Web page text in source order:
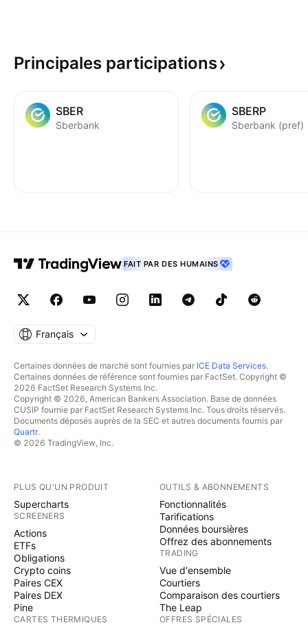
Principales participations
SBER
Sberbank
SBERP
Sberbank (pref)
FAIT PAR DES HUMAINS
Français
Certaines données de marché sont fournies par ICE Data Services.
Certaines données de référence sont fournies par FactSet. Copyright ©
2026 FactSet Research Systems Inc.
Copyright © 2026, American Bankers Association. Base de données
CUSIP fournie par FactSet Research Systems Inc. Tous droits réservés.
Documents déposés auprès de la SEC et autres documents fournis par
Quartr.
© 2026 TradingView, Inc.
PLUS QU'UN PRODUIT
Supercharts
SCREENERS
Actions
ETFs
Obligations
Crypto coins
Paires CEX
Paires DEX
Pine
CARTES THERMIQUES
OUTILS & ABONNEMENTS
Fonctionnalités
Tarifications
Données boursières
Offrez des abonnements
TRADING
Vue d'ensemble
Courtiers
Comparaison des courtiers
The Leap
OFFRES SPÉCIALES